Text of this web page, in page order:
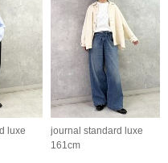
luxe
journal standard luxe
161cm